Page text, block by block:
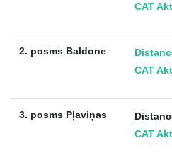
CAT
2. posms Baldone
CAT
3. posms Pļaviņas
CAT